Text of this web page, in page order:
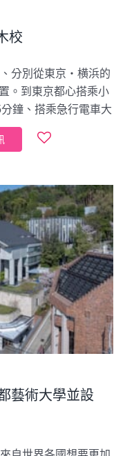
校
分別從東京・横浜的
。到東京都心搭乘小
鐘、搭乘急行電車大
藝術大學並設